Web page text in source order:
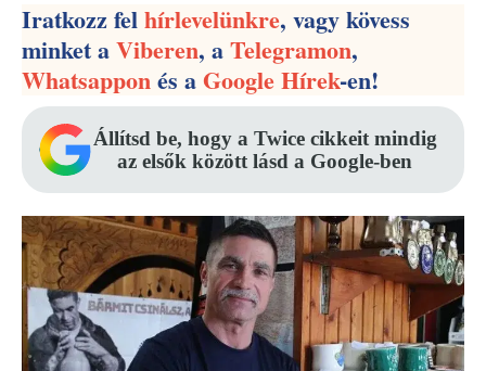
Iratkozz felhírlevelünkre, vagy kövess
minket aViberen, aTelegramon,
Whatsapponés aGoogle Hírek-en!
Állítsd be, hogy a Twice cikkeit mindig
az elsők között lásd a Google-ben